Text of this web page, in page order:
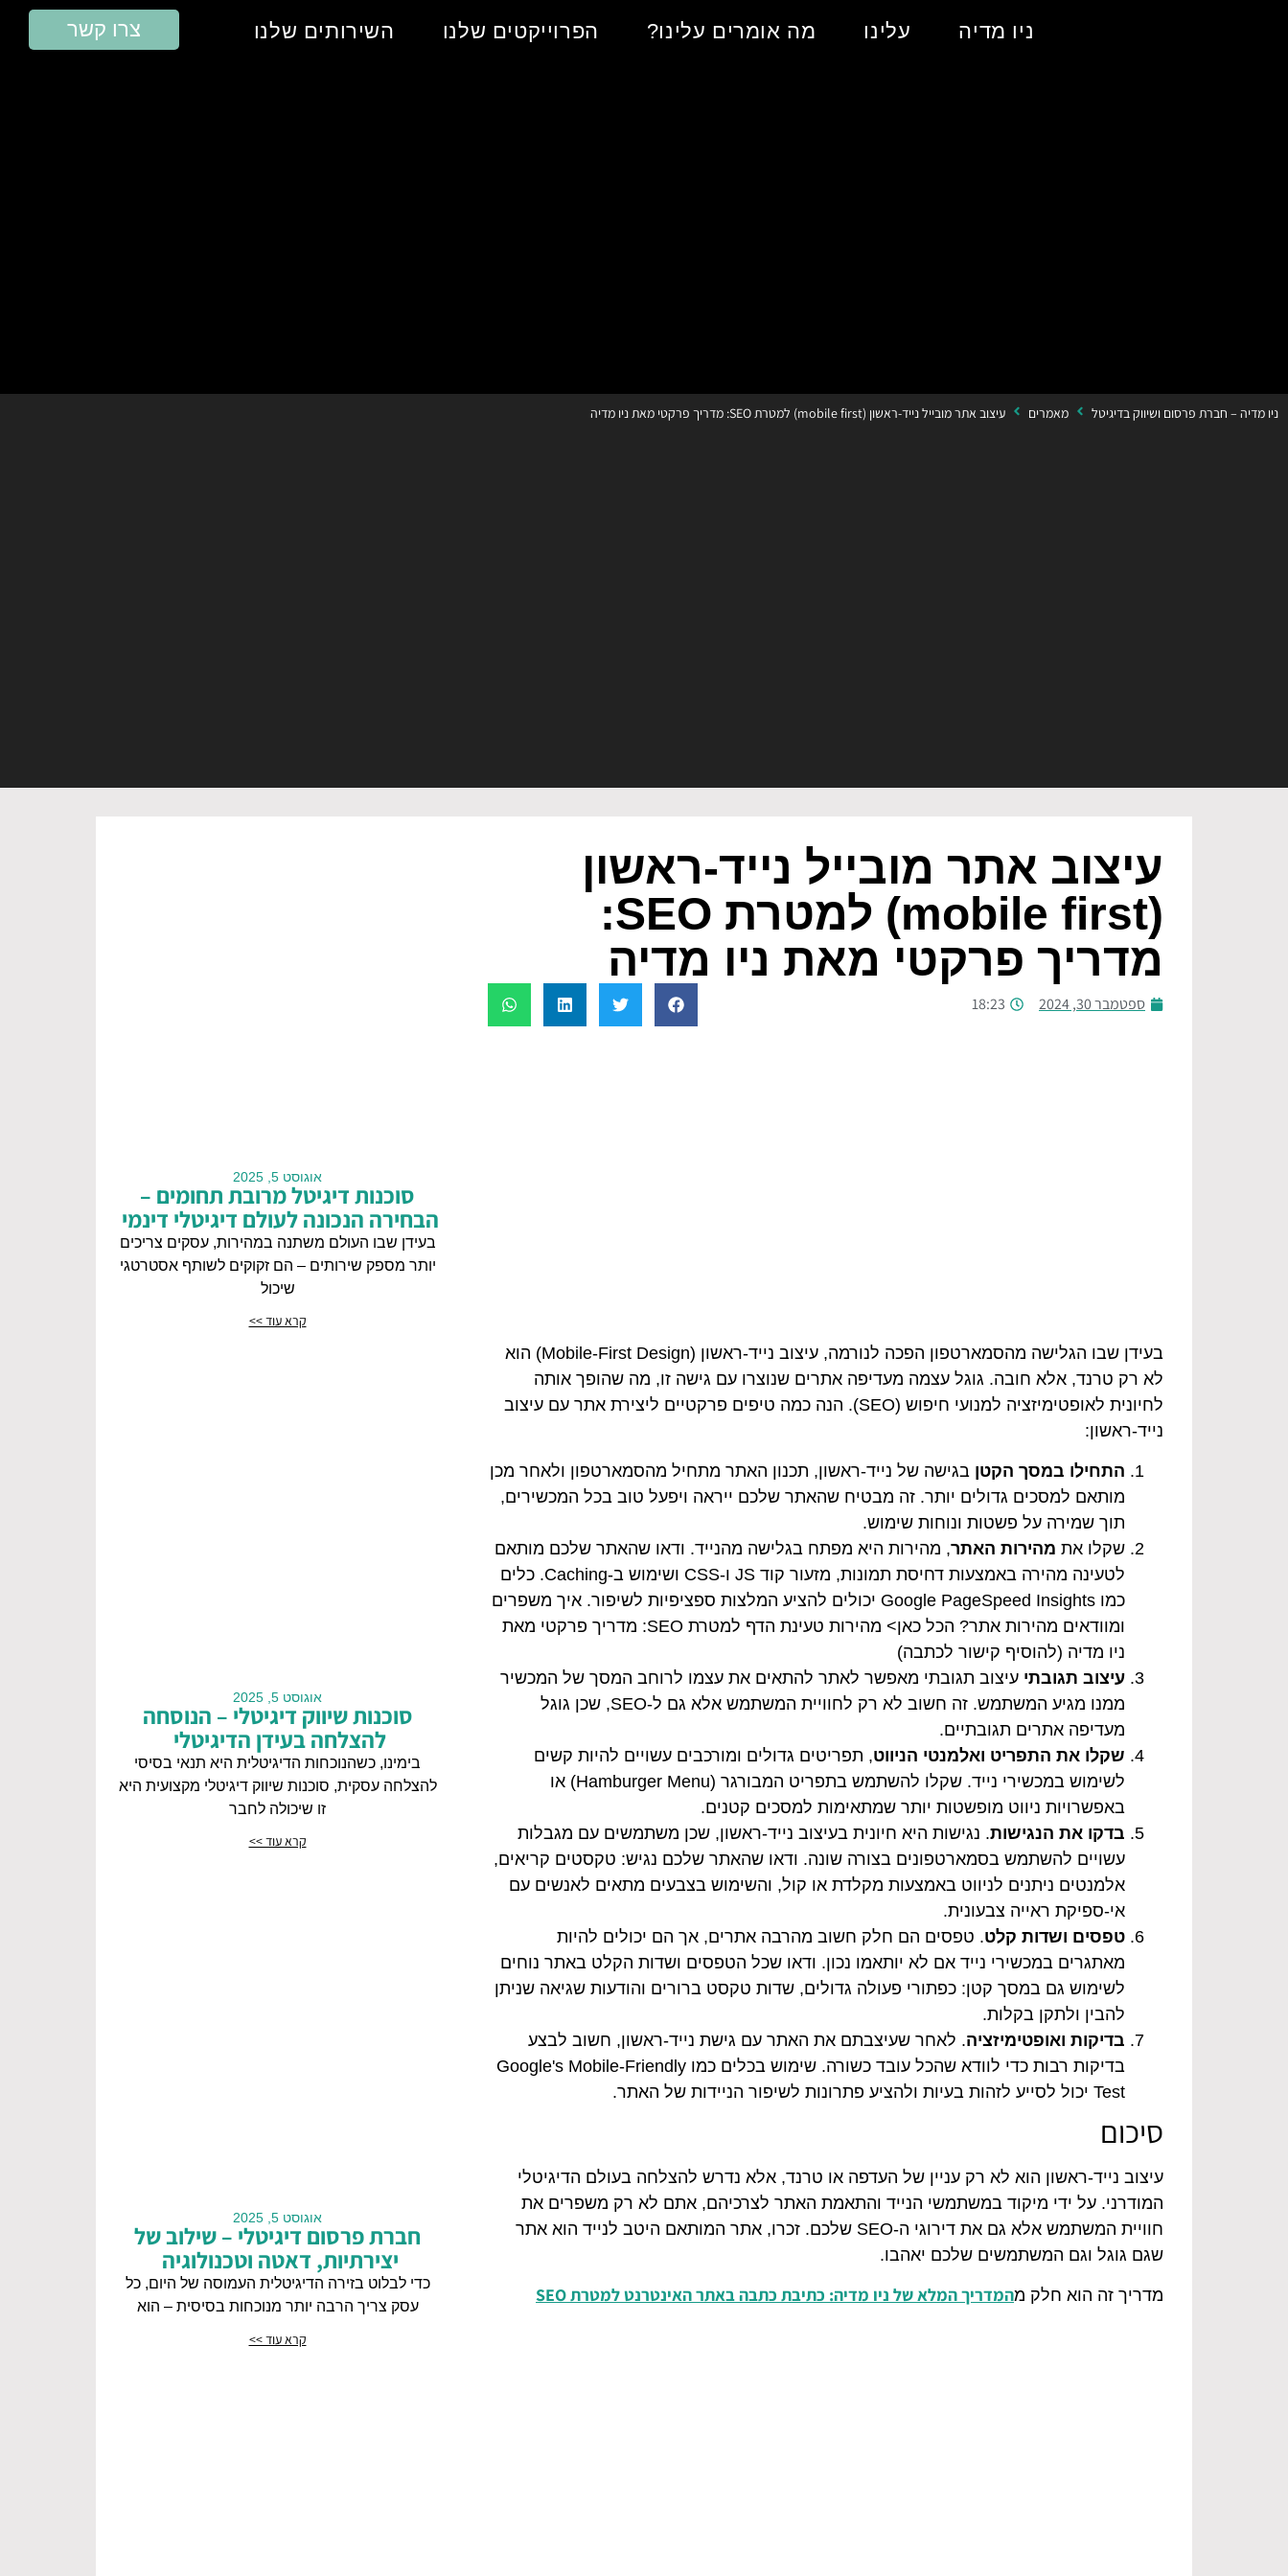
ניו מדיה עלינו מה אומרים עלינו? הפרוייקטים שלנו השירותים שלנו צרו קשר
ניו מדיה – חברת פרסום ושיווק בדיגיטל מאמרים עיצוב אתר מובייל נייד-ראשון (mobile first) למטרת SEO: מדריך פרקטי מאת ניו מדיה
עיצוב אתר מובייל נייד-ראשון
(mobile first) למטרת SEO:
מדריך פרקטי מאת ניו מדיה
ספטמבר 30, 2024 18:23
בעידן שבו הגלישה מהסמארטפון הפכה לנורמה, עיצוב נייד-ראשון (Mobile-First Design) הוא
לא רק טרנד, אלא חובה. גוגל עצמה מעדיפה אתרים שנוצרו עם גישה זו, מה שהופך אותה
לחיונית לאופטימיזציה למנועי חיפוש (SEO). הנה כמה טיפים פרקטיים ליצירת אתר עם עיצוב
נייד-ראשון:
התחילו במסך הקטן בגישה של נייד-ראשון, תכנון האתר מתחיל מהסמארטפון ולאחר מכן
מותאם למסכים גדולים יותר. זה מבטיח שהאתר שלכם ייראה ויפעל טוב בכל המכשירים,
תוך שמירה על פשטות ונוחות שימוש.
שקלו את מהירות האתר, מהירות היא מפתח בגלישה מהנייד. ודאו שהאתר שלכם מותאם
לטעינה מהירה באמצעות דחיסת תמונות, מזעור קוד JS ו-CSS ושימוש ב-Caching. כלים
כמו Google PageSpeed Insights יכולים להציע המלצות ספציפיות לשיפור. איך משפרים
ומוודאים מהירות אתר? הכל כאן> מהירות טעינת הדף למטרת SEO: מדריך פרקטי מאת
ניו מדיה (להוסיף קישור לכתבה)
עיצוב תגובתי עיצוב תגובתי מאפשר לאתר להתאים את עצמו לרוחב המסך של המכשיר
ממנו מגיע המשתמש. זה חשוב לא רק לחוויית המשתמש אלא גם ל-SEO, שכן גוגל
מעדיפה אתרים תגובתיים.
שקלו את התפריט ואלמנטי הניווט, תפריטים גדולים ומורכבים עשויים להיות קשים
לשימוש במכשירי נייד. שקלו להשתמש בתפריט המבורגר (Hamburger Menu) או
באפשרויות ניווט מופשטות יותר שמתאימות למסכים קטנים.
בדקו את הנגישות. נגישות היא חיונית בעיצוב נייד-ראשון, שכן משתמשים עם מגבלות
עשויים להשתמש בסמארטפונים בצורה שונה. ודאו שהאתר שלכם נגיש: טקסטים קריאים,
אלמנטים ניתנים לניווט באמצעות מקלדת או קול, והשימוש בצבעים מתאים לאנשים עם
אי-ספיקת ראייה צבעונית.
טפסים ושדות קלט. טפסים הם חלק חשוב מהרבה אתרים, אך הם יכולים להיות
מאתגרים במכשירי נייד אם לא יותאמו נכון. ודאו שכל הטפסים ושדות הקלט באתר נוחים
לשימוש גם במסך קטן: כפתורי פעולה גדולים, שדות טקסט ברורים והודעות שגיאה שניתן
להבין ולתקן בקלות.
בדיקות ואופטימיזציה. לאחר שעיצבתם את האתר עם גישת נייד-ראשון, חשוב לבצע
בדיקות רבות כדי לוודא שהכל עובד כשורה. שימוש בכלים כמו Google's Mobile-Friendly
Test יכול לסייע לזהות בעיות ולהציע פתרונות לשיפור הניידות של האתר.
סיכום
עיצוב נייד-ראשון הוא לא רק עניין של העדפה או טרנד, אלא נדרש להצלחה בעולם הדיגיטלי
המודרני. על ידי מיקוד במשתמשי הנייד והתאמת האתר לצרכיהם, אתם לא רק משפרים את
חוויית המשתמש אלא גם את דירוגי ה-SEO שלכם. זכרו, אתר המותאם היטב לנייד הוא אתר
שגם גוגל וגם המשתמשים שלכם יאהבו.
מדריך זה הוא חלק מהמדריך המלא של ניו מדיה: כתיבת כתבה באתר האינטרנט למטרת SEO
אוגוסט 5, 2025
סוכנות דיגיטל מרובת תחומים –
הבחירה הנכונה לעולם דיגיטלי דינמי
בעידן שבו העולם משתנה במהירות, עסקים צריכים
יותר מספק שירותים – הם זקוקים לשותף אסטרטגי
שיכול
קרא עוד >>
אוגוסט 5, 2025
סוכנות שיווק דיגיטלי – הנוסחה
להצלחה בעידן הדיגיטלי
בימינו, כשהנוכחות הדיגיטלית היא תנאי בסיסי
להצלחה עסקית, סוכנות שיווק דיגיטלי מקצועית היא
זו שיכולה לחבר
קרא עוד >>
אוגוסט 5, 2025
חברת פרסום דיגיטלי – שילוב של
יצירתיות, דאטה וטכנולוגיה
כדי לבלוט בזירה הדיגיטלית העמוסה של היום, כל
עסק צריך הרבה יותר מנוכחות בסיסית – הוא
קרא עוד >>